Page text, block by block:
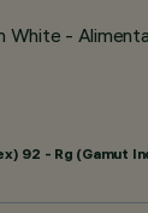
White -
92 - Rg (Gamut